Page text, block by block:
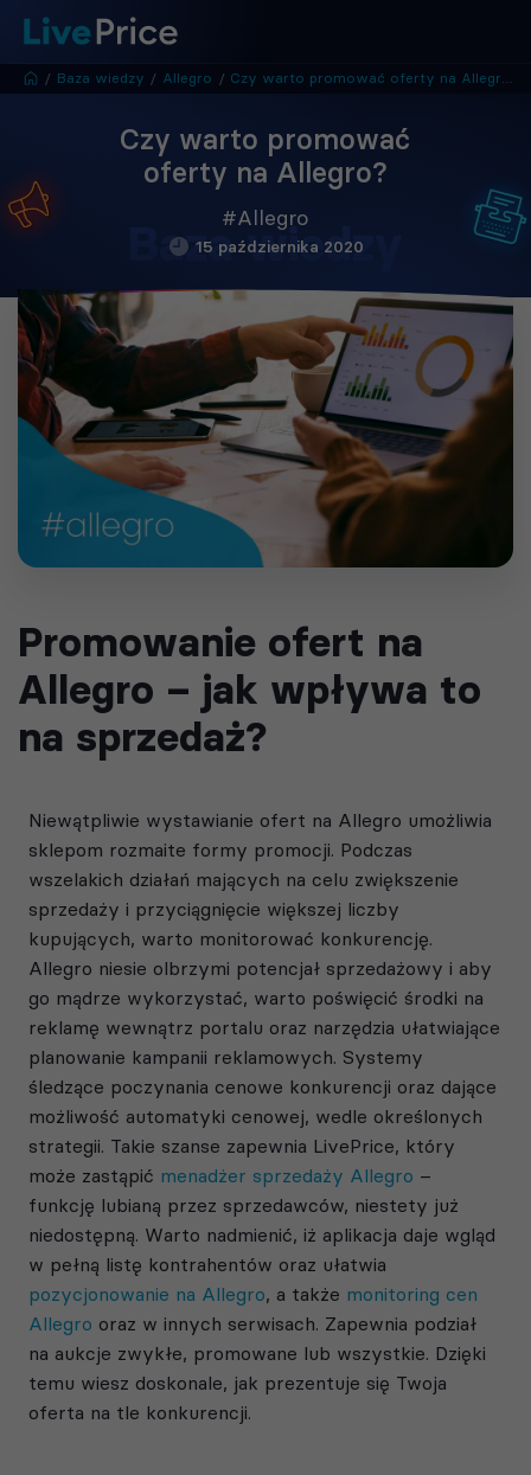
/ Baza wiedzy / Allegro / Czy warto promować oferty na Allegro?
Czy warto promować
oferty na Allegro?
#Allegro
15 października 2020
Baza wiedzy
Promowanie ofert na
Allegro – jak wpływa to
na sprzedaż?
Niewątpliwie wystawianie ofert na Allegro umożliwia
sklepom rozmaite formy promocji. Podczas
wszelakich działań mających na celu zwiększenie
sprzedaży i przyciągnięcie większej liczby
kupujących, warto monitorować konkurencję.
Allegro niesie olbrzymi potencjał sprzedażowy i aby
go mądrze wykorzystać, warto poświęcić środki na
reklamę wewnątrz portalu oraz narzędzia ułatwiające
planowanie kampanii reklamowych. Systemy
śledzące poczynania cenowe konkurencji oraz dające
możliwość automatyki cenowej, wedle określonych
strategii. Takie szanse zapewnia LivePrice, który
może zastąpić menadżer sprzedaży Allegro –
funkcję lubianą przez sprzedawców, niestety już
niedostępną. Warto nadmienić, iż aplikacja daje wgląd
w pełną listę kontrahentów oraz ułatwia
pozycjonowanie na Allegro, a także monitoring cen
Allegro oraz w innych serwisach. Zapewnia podział
na aukcje zwykłe, promowane lub wszystkie. Dzięki
temu wiesz doskonale, jak prezentuje się Twoja
oferta na tle konkurencji.